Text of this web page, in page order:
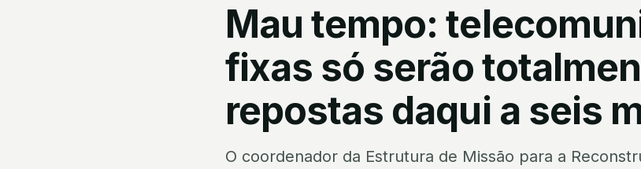
Mau tempo:
fixas só serão
repostas daqui a seis
O coordenador da Estrutura de Missão para a